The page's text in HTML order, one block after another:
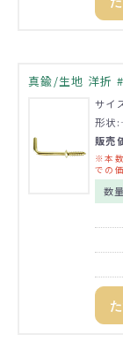
真鍮/生地 洋折
サイ
形状
販売
※本
での
数量